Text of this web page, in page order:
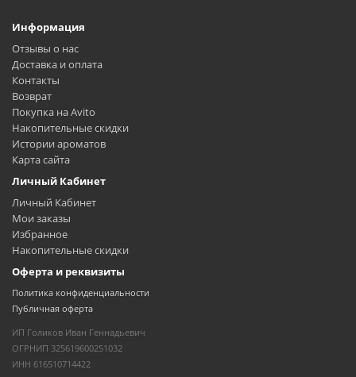
Информация
Отзывы о нас
Доставка и оплата
Контакты
Возврат
Покупка на Avito
Накопительные скидки
Истории ароматов
Карта сайта
Личный Кабинет
Личный Кабинет
Мои заказы
Избранное
Накопительные скидки
Оферта и реквизиты
Политика конфиденциальности
Публичная оферта
ИП Голиков Иван Геннадьевич
ОГРНИП 325619600251032
ИНН 616510714422